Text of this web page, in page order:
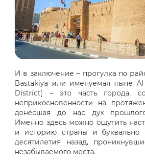
И в заключение – прогулка по
Bastakiya или именуемая ныне Al
District) – это часть города,
неприкосновенности на
донесшая до нас дух
Именно здесь можно ощутить
и историю страны и буквально
десятилетия назад,
незабываемого места.